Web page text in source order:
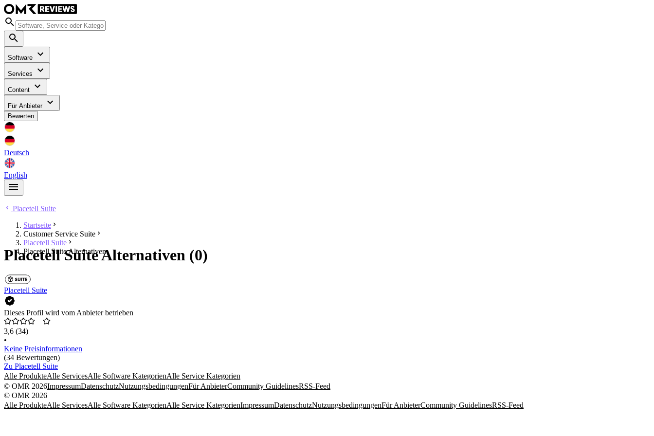
Software
Services
Content
Für Anbieter
Bewerten
Deutsch
English
Placetell Suite
Startseite
Customer Service Suite
Placetell Suite
Placetell Suite Alternativen
Placetell Suite Alternativen (0)
Placetell Suite
Dieses Profil wird vom Anbieter betrieben
3,6 (34)
•
Keine Preisinformationen
(34 Bewertungen)
Zu Placetell Suite
Alle ProdukteAlle ServicesAlle Software KategorienAlle Service Kategorien
© OMR 2026ImpressumDatenschutzNutzungsbedingungenFür AnbieterCommunity GuidelinesRSS-Feed
© OMR 2026
Alle ProdukteAlle ServicesAlle Software KategorienAlle Service KategorienImpressumDatenschutzNutzungsbedingungenFür AnbieterCommunity GuidelinesRSS-Feed